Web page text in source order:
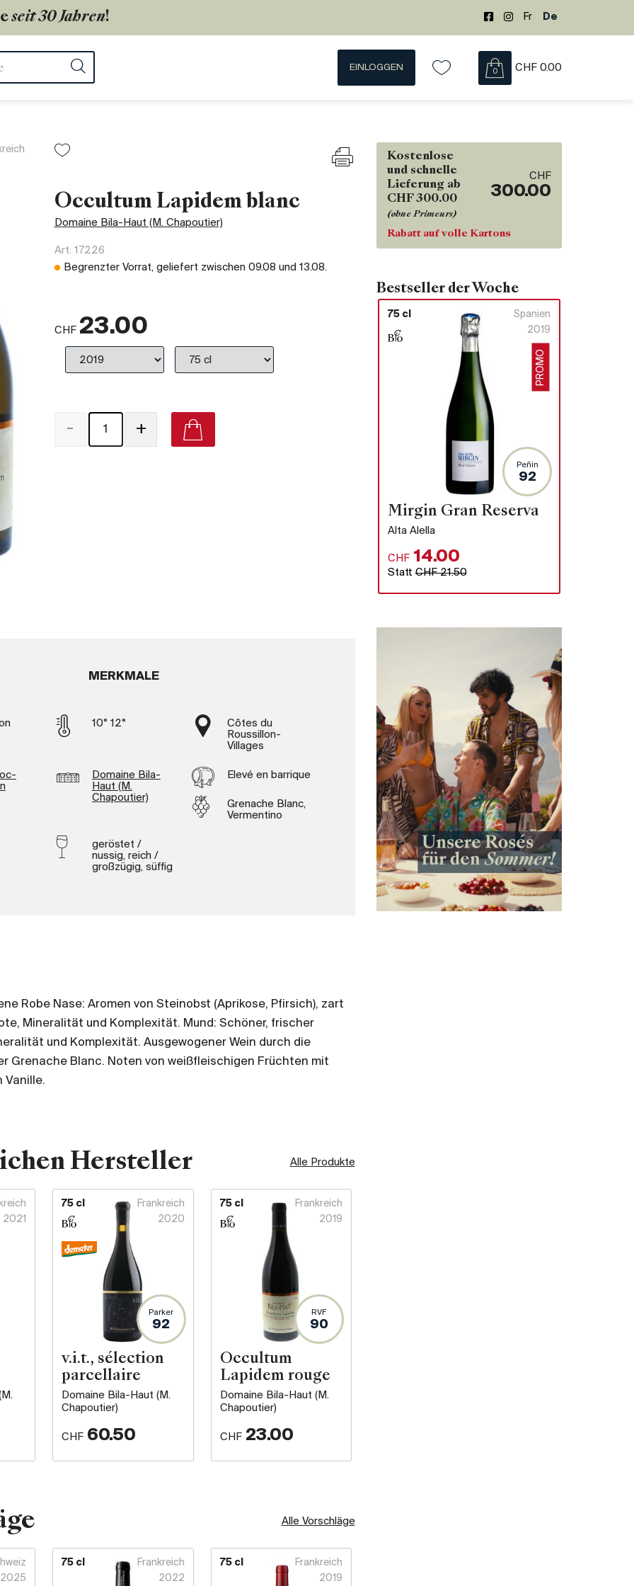
seit 30 Jahren! Fr De
EINLOGGEN 0 CHF 0.00
Occultum Lapidem blanc
Domaine Bila-Haut (M. Chapoutier)
Art. 17226
Begrenzter Vorrat, geliefert zwischen 09.08 und 13.08.
CHF 23.00
- +
MERKMALE
10° 12°
Côtes du
Roussillon-
Villages
Domaine Bila-
Haut (M.
Chapoutier)
Elevé en barrique
Grenache Blanc,
Vermentino
geröstet /
nussig, reich /
großzügig, süffig
Robe Nase: Aromen von Steinobst (Aprikose, Pfirsich), zart
Mineralität und Komplexität. Mund: Schöner, frischer
und Komplexität. Ausgewogener Wein durch die
Grenache Blanc. Noten von weißfleischigen Früchten mit
Vanille.
Hersteller Alle Produkte
2021
75 cl
Frankreich
2020
Parker
92
v.i.t., sélection
parcellaire
Domaine Bila-Haut (M.
Chapoutier)
CHF 60.50
75 cl
Frankreich
2019
RVF
90
Occultum
Lapidem rouge
Domaine Bila-Haut (M.
Chapoutier)
CHF 23.00
Alle Vorschläge
2025
75 cl
Frankreich
2022
75 cl
Frankreich
2019
Kostenlose
und schnelle
Lieferung ab
CHF 300.00
(ohne Primeurs)
CHF
300.00
Rabatt auf volle Kartons
Bestseller der Woche
75 cl
Spanien
2019
PROMO
Peñin
92
Mirgin Gran Reserva
Alta Alella
CHF 14.00
StattCHF 21.50